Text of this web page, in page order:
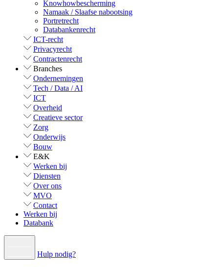
Knowhowbescherming
Namaak / Slaafse nabootsing
Portretrecht
Databankenrecht
ICT-recht
Privacyrecht
Contractenrecht
Branches
Ondernemingen
Tech / Data / AI
ICT
Overheid
Creatieve sector
Zorg
Onderwijs
Bouw
E&K
Werken bij
Diensten
Over ons
MVO
Contact
Werken bij
Databank
Hulp nodig?